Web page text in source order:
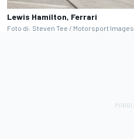
Lewis Hamilton, Ferrari
Foto di: Steven Tee / Motorsport Images